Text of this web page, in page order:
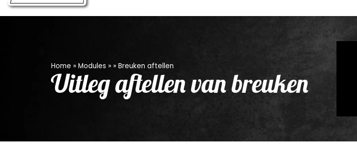
Home » Modules » » Breuken aftellen
Uitleg aftellen van breuken